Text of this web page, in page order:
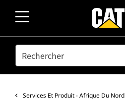
SEARCH
Services Et Produit - Afrique Du Nord